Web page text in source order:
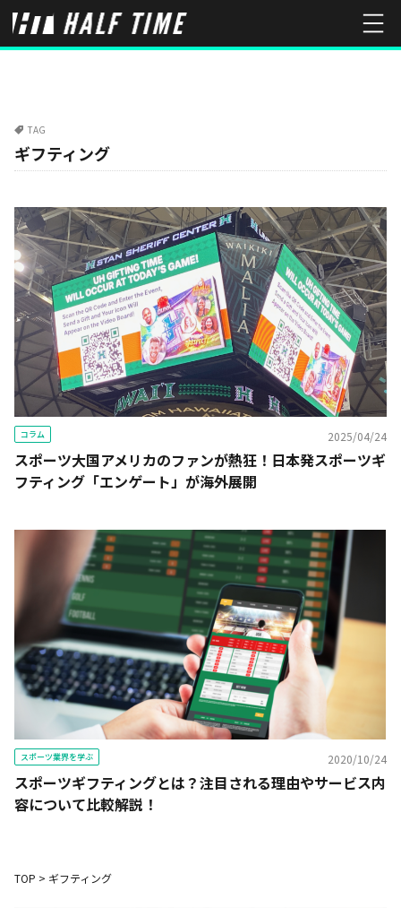
TAG
ギフティング
コラム 2025/04/24
スポーツ大国アメリカのファンが熱狂！日本発スポーツギ
フティング「エンゲート」が海外展開
スポーツ業界を学ぶ 2020/10/24
スポーツギフティングとは？注目される理由やサービス内
容について比較解説！
TOP > ギフティング